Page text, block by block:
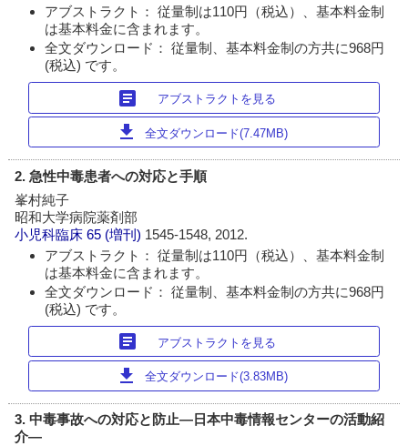
アブストラクト： 従量制は110円（税込）、基本料金制
は基本料金に含まれます。
全文ダウンロード： 従量制、基本料金制の方共に968円
(税込) です。
article アブストラクトを見る
download 全文ダウンロード(7.47MB)
2. 急性中毒患者への対応と手順
峯村純子
昭和大学病院薬剤部
小児科臨床 65 (増刊) 1545-1548, 2012.
アブストラクト： 従量制は110円（税込）、基本料金制
は基本料金に含まれます。
全文ダウンロード： 従量制、基本料金制の方共に968円
(税込) です。
article アブストラクトを見る
download 全文ダウンロード(3.83MB)
3. 中毒事故への対応と防止―日本中毒情報センターの活動紹
介―